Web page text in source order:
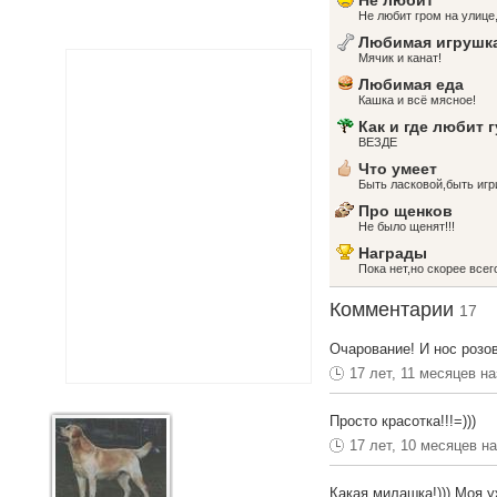
Не любит гром на
Любимая
Мячик и канат!
Любимая еда
Кашка и всё мясное!
Как и где любит
ВЕЗДЕ
Что умеет
Быть ласковой,быть
Про щенков
Не было щенят!!!
Награды
Пока нет,но скорее
Комментарии 17
Очарование! И нос
17 лет, 11 месяцев
Просто красотка!!!=)))
17 лет, 10 месяцев
Какая милашка!))) Моя